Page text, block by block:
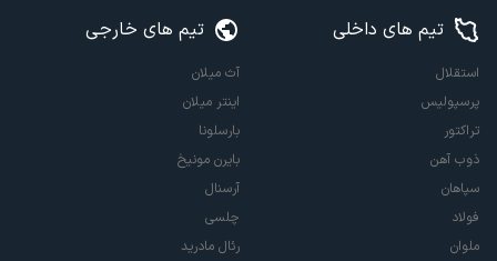
تیم های داخلی
استقلال
پرسپولیس
تراکتور
ذوب آهن
سپاهان
فولاد
ملوان
تیم های خارجی
آث میلان
اینتر میلان
بارسلونا
بایرن مونیخ
آرسنال
چلسی
رئال مادرید